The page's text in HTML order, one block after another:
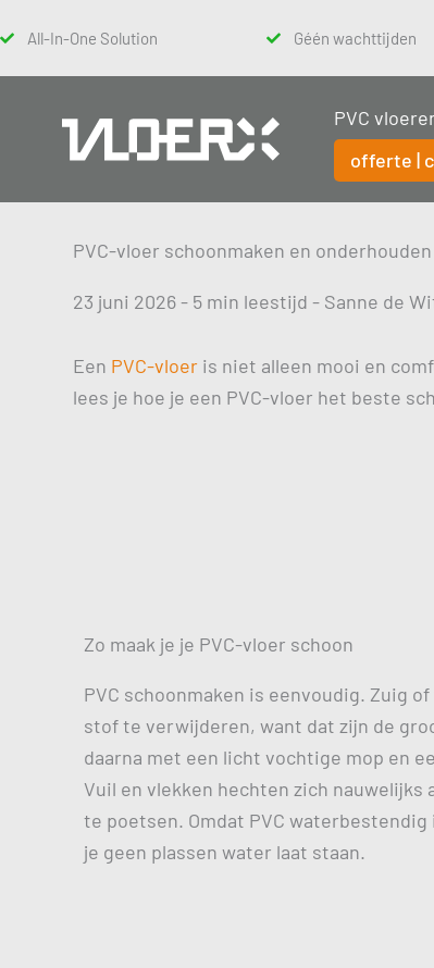
naar
de
All-In-One Solution Géén wachttijden
PVC
offerte |
PVC-vloer schoonmaken en onderhouden
23 juni 2026 - 5 min leestijd - Sanne de
Een PVC-vloer is niet alleen mooi en
lees je hoe je een PVC-vloer het beste
Zo maak je je PVC-vloer schoon
PVC schoonmaken is eenvoudig. Zuig
stof te verwijderen, want dat zijn de
daarna met een licht vochtige mop en
Vuil en vlekken hechten zich nauwelijks
te poetsen. Omdat PVC
je geen plassen water laat staan.